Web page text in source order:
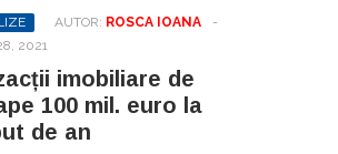
AUTOR: ROSCA IOANA
-
2021
imobiliare de
100 mil. euro la
de an